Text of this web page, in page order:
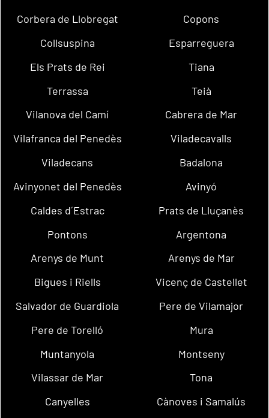
Corbera de Llobregat
Copons
Collsuspina
Esparreguera
Els Prats de Rei
Tiana
Terrassa
Teià
Vilanova del Camí
Cabrera de Mar
Vilafranca del Penedès
Viladecavalls
Viladecans
Badalona
Avinyonet del Penedès
Avinyó
Caldes d´Estrac
Prats de Lluçanès
Pontons
Argentona
Arenys de Munt
Arenys de Mar
Bigues i Riells
Vicenç de Castellet
Salvador de Guardiola
Pere de Vilamajor
Pere de Torelló
Mura
Muntanyola
Montseny
Vilassar de Mar
Tona
Canyelles
Cànoves i Samalús